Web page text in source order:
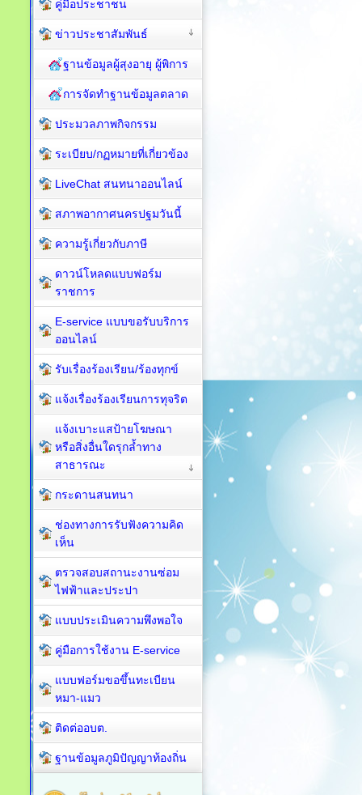
คู่มือประชาชน
ข่าวประชาสัมพันธ์
ฐานข้อมูลผู้สุงอายุ ผู้พิการ
การจัดทำฐานข้อมูลตลาด
ประมวลภาพกิจกรรม
ระเบียบ/กฏหมายที่เกี่ยวข้อง
LiveChat สนทนาออนไลน์
สภาพอากาศนครปฐมวันนี้
ความรู้เกี่ยวกับภาษี
ดาวน์โหลดแบบฟอร์ม
ราชการ
E-service แบบขอรับบริการ
ออนไลน์
รับเรื่องร้องเรียน/ร้องทุกข์
แจ้งเรื่องร้องเรียนการทุจริต
แจ้งเบาะแสป้ายโฆษณา
หรือสิ่งอื่นใดรุกล้ำทาง
สาธารณะ
กระดานสนทนา
ช่องทางการรับฟังความคิด
เห็น
ตรวจสอบสถานะงานซ่อม
ไฟฟ้าและประปา
แบบประเมินความพึงพอใจ
คู่มือการใช้งาน E-service
แบบฟอร์มขอขึ้นทะเบียน
หมา-แมว
ติดต่ออบต.
ฐานข้อมูลภูมิปัญญาท้องถิ่น